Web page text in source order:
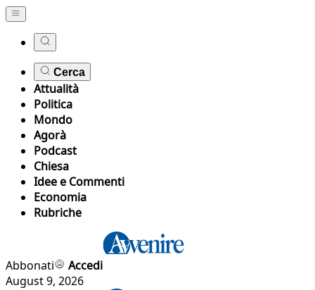
Cerca
Attualità
Politica
Mondo
Agorà
Podcast
Chiesa
Idee e Commenti
Economia
Rubriche
Abbonati
Accedi
August 9, 2026